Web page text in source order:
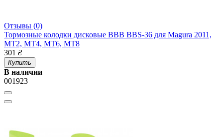
Отзывы (0)
Тормозные колодки дисковые BBB BBS-36 для Magura 2011,
MT2, MT4, MT6, MT8
301 ₴
Купить
В наличии
001923